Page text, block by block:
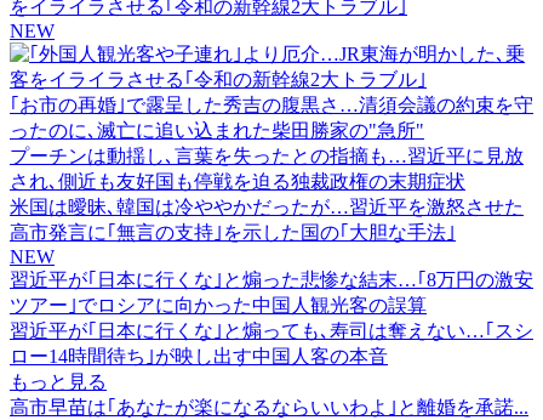
をイライラさせる｢令和の新幹線2大トラブル｣
NEW
｢お市の再婚｣で露呈した秀吉の腹黒さ…清須会議の約束を守
ったのに､滅亡に追い込まれた柴田勝家の"急所"
プーチンは動揺し､言葉を失ったとの指摘も…習近平に見放
され､側近も友好国も停戦を迫る独裁政権の末期症状
米国は曖昧､韓国は冷ややかだったが…習近平を激怒させた
高市発言に｢無言の支持｣を示した国の｢大胆な手法｣
NEW
習近平が｢日本に行くな｣と煽った悲惨な結末…｢8万円の激安
ツアー｣でロシアに向かった中国人観光客の誤算
習近平が｢日本に行くな｣と煽っても､寿司は奪えない…｢スシ
ロー14時間待ち｣が映し出す中国人客の本音
もっと見る
高市早苗は｢あなたが楽になるならいいわよ｣と離婚を承諾...